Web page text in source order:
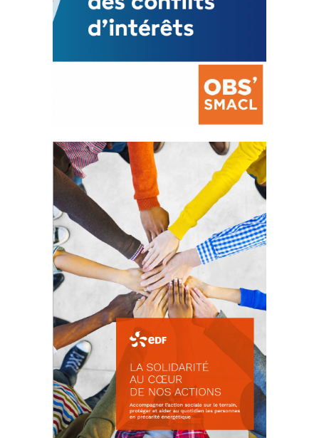
La prévention des conflits
d’intérêts
18 septembre 2023
FEUILLETER